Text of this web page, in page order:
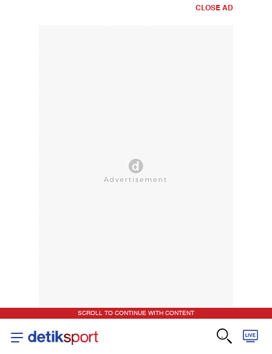
CLOSE AD
SCROLL TO CONTINUE WITH CONTENT